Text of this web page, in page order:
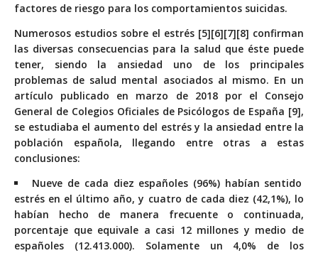
factores de riesgo para los comportamientos suicidas.
Numerosos estudios sobre el estrés [5][6][7][8] confirman
las diversas consecuencias para la salud que éste puede
tener, siendo la ansiedad uno de los principales
problemas de salud mental asociados al mismo. En un
artículo publicado en marzo de 2018 por el Consejo
General de Colegios Oficiales de Psicólogos de España [9],
se estudiaba el aumento del estrés y la ansiedad entre la
población española, llegando entre otras a estas
conclusiones:
Nueve de cada diez españoles (96%) habían sentido
estrés en el último año, y cuatro de cada diez (42,1%), lo
habían hecho de manera frecuente o continuada,
porcentaje que equivale a casi 12 millones y medio de
españoles (12.413.000). Solamente un 4,0% de los